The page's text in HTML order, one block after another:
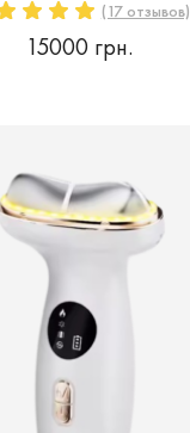
(17 отзывов)
15000 грн.